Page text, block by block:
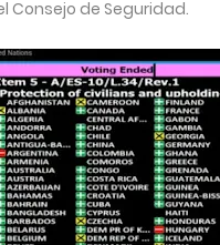
Consejo de Seguridad.